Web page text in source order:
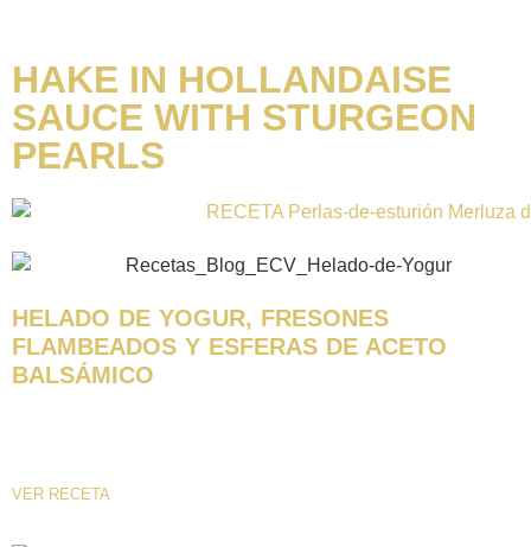
HAKE IN HOLLANDAISE
SAUCE WITH STURGEON
PEARLS
HELADO DE YOGUR, FRESONES
FLAMBEADOS Y ESFERAS DE ACETO
BALSÁMICO
VER RECETA